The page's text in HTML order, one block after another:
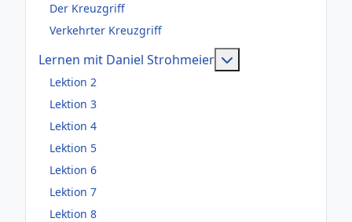
Der Kreuzgriff
Verkehrter Kreuzgriff
Lernen mit Daniel Strohmeier
Lektion 2
Lektion 3
Lektion 4
Lektion 5
Lektion 6
Lektion 7
Lektion 8